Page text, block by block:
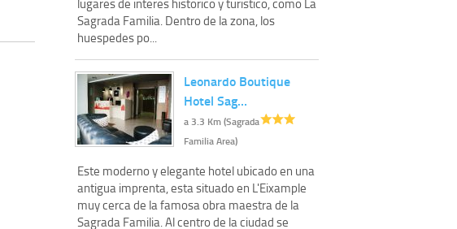
Sagrada Familia. Dentro de la zona, los
huespedes po...
Leonardo Boutique
Hotel Sag…
a 3.3 Km (Sagrada
Familia Area)
Este moderno y elegante hotel ubicado en una
antigua imprenta, esta situado en L'Eixample
muy cerca de la famosa obra maestra de la
Sagrada Familia. Al centro de la ciudad se